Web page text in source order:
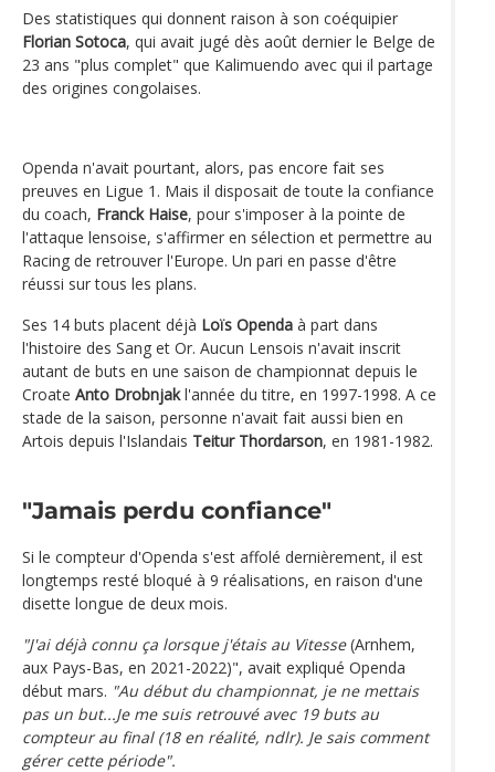
Des statistiques qui donnent raison à son coéquipier
Florian Sotoca, qui avait jugé dès août dernier le Belge de
23 ans "plus complet" que Kalimuendo avec qui il partage
des origines congolaises.
Openda n'avait pourtant, alors, pas encore fait ses
preuves en Ligue 1. Mais il disposait de toute la confiance
du coach, Franck Haise, pour s'imposer à la pointe de
l'attaque lensoise, s'affirmer en sélection et permettre au
Racing de retrouver l'Europe. Un pari en passe d'être
réussi sur tous les plans.
Ses 14 buts placent déjà Loïs Openda à part dans
l'histoire des Sang et Or. Aucun Lensois n'avait inscrit
autant de buts en une saison de championnat depuis le
Croate Anto Drobnjakl'année du titre, en 1997-1998. A ce
stade de la saison, personne n'avait fait aussi bien en
Artois depuis l'Islandais Teitur Thordarson, en 1981-1982.
"Jamais perdu confiance"
Si le compteur d'Openda s'est affolé dernièrement, il est
longtemps resté bloqué à 9 réalisations, en raison d'une
disette longue de deux mois.
"J'ai déjà connu ça lorsque j'étais au Vitesse(Arnhem,
aux Pays-Bas, en 2021-2022)", avait expliqué Openda
début mars. "Au début du championnat, je ne mettais
pas un but...Je me suis retrouvé avec 19 buts au
compteur au final (18 en réalité, ndlr). Je sais comment
gérer cette période".